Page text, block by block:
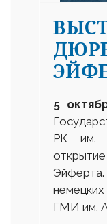
5
РК им.
ГМИ им.